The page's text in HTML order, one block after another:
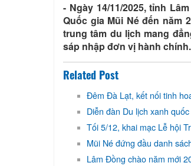
- Ngày 14/11/2025, tỉnh
Quốc gia Mũi Né đến năm
trung tâm du lịch mang
sáp nhập đơn vị hành chính.
Related Post
Đêm Đà Lạt, kết nối tinh
Diễn đàn Du lịch xanh
Tối 5/12, khai mạc Lễ hội
Mũi Né đứng đầu danh
Lâm Đồng chào năm mới